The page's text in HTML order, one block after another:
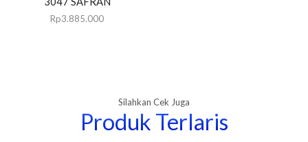
Rp3.885.000
Silahkan Cek Juga
Produk Terlaris